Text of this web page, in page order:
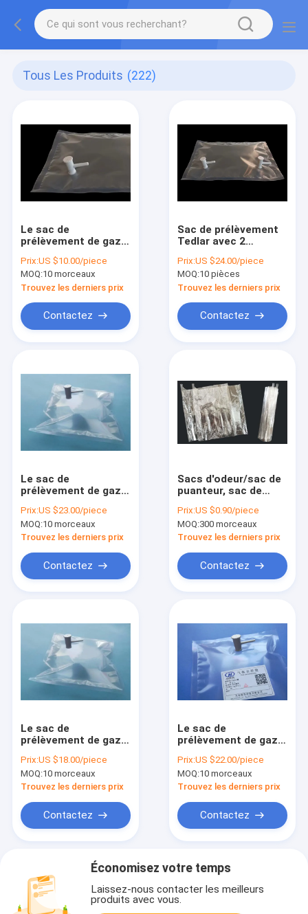
Tous Les Produits (222)
Le sac de
prélèvement de gaz
PVF avec la valve de
pp avec la valve du
septum pp de
silicone comporte
3/16" OD (4.76mm)
TDL71_1L
Prix:US $10.00/piece
MOQ:10 morceaux
Trouvez les derniers prix
Contactez
Sac de prélèvement
Tedlar avec 2
polypropylène et
septum
Prix:US $24.00/piece
MOQ:10 pièces
Trouvez les derniers prix
Contactez
Le sac de
prélèvement de gaz
PVF avec la valve de
pp comporte 3/16"
OD (4.76mm/7mm)
silicone) TDL71_10L
Prix:US $23.00/piece
MOQ:10 morceaux
Trouvez les derniers prix
Contactez
Sacs d'odeur/sac de
puanteur, sac de
de polyester avec le
tube de verre
POLOD_3L
Prix:US $0.90/piece
MOQ:300 morceaux
Trouvez les derniers prix
Contactez
Le sac de
prélèvement de gaz
PVF avec la valve du
septum pp de
silicone de valve de
OD (4.76mm/7mm)
TDL71_5L
Prix:US $18.00/piece
MOQ:10 morceaux
Trouvez les derniers prix
Contactez
Le sac de
prélèvement de gaz
PVF avec la valve du
septum pp de
silicone de valve de
OD (4.76mm/7mm)
TDL71_8L
Prix:US $22.00/piece
MOQ:10 morceaux
Trouvez les derniers prix
Contactez
Économisez votre temps
Laissez-nous contacter les meilleurs
produits avec vous.